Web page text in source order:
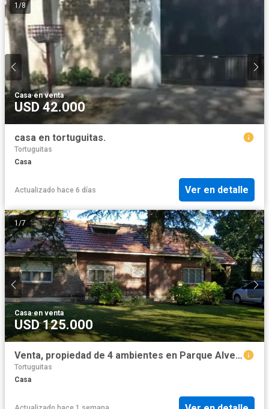
1/8
Casa·en venta
USD 42.000
casa en tortuguitas.
Tortuguitas
Casa
Actualizado hace 6 días Ver en detalle
1/7
Casa·en venta
USD 125.000
Venta, propiedad de 4 ambientes en Parque Alvear, Tortuguitas.
Tortuguitas
Casa